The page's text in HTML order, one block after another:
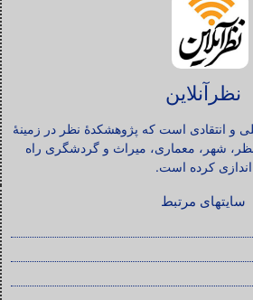
نظرآنلاین
و انتقادی است که پژوهشکدۀ نظر در زمینۀ
شهر، معماری، میراث و گردشگری راه
اندازی کرده است.
سایتهای مرتبط